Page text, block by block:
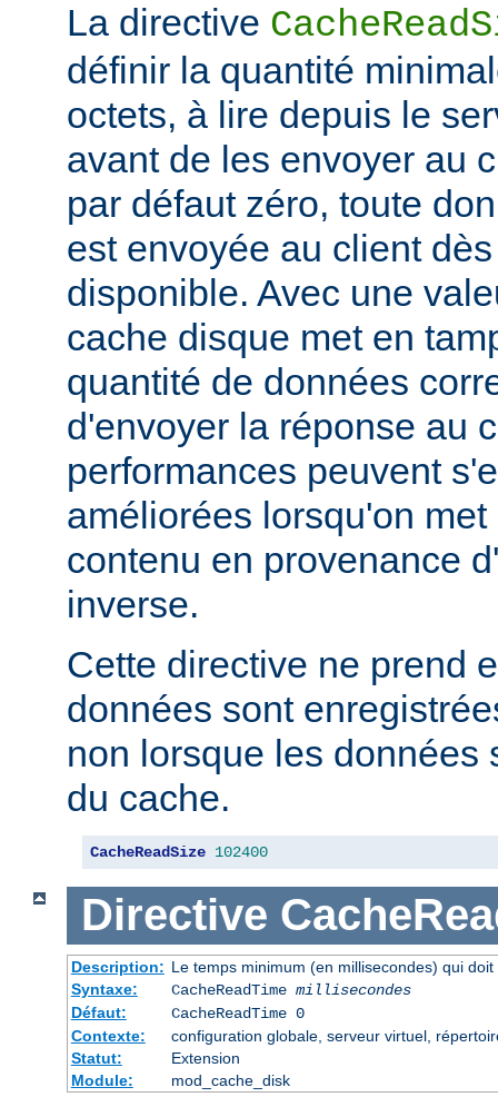
La directive
définir la quantité
octets, à lire depuis le
avant de les envoyer au
par défaut zéro, toute
est envoyée au client
disponible. Avec une
cache disque met en
quantité de données
d'envoyer la réponse au
performances peuvent
améliorées lorsqu'on
contenu en provenance
inverse.
Cette directive ne prend
données sont
non lorsque les données
du cache.
CacheReadSize 102400
Directive
Description: Le temps minimum (en millisecondes) qui
Syntaxe:
CacheReadTime millisecondes
Défaut:
CacheReadTime 0
Contexte:
configuration globale, serveur virtuel,
Statut:
Extension
Module:
mod_cache_disk